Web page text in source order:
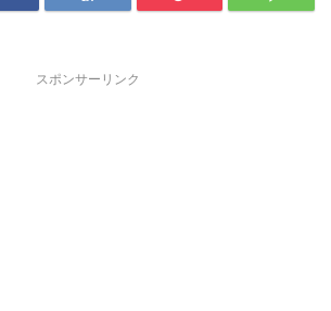
スポンサーリンク